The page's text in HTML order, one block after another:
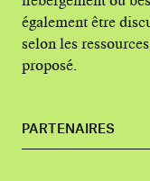
également être
selon les
proposé.
PARTENAIRES